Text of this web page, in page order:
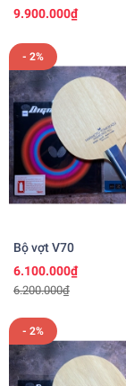
9.900.000₫
- 2%
Bộ vợt V70
6.100.000₫
6.200.000₫
- 2%